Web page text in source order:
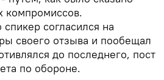
компромиссов.
согласился на
своего отзыва и пообещал
до последнего, пост
по обороне.